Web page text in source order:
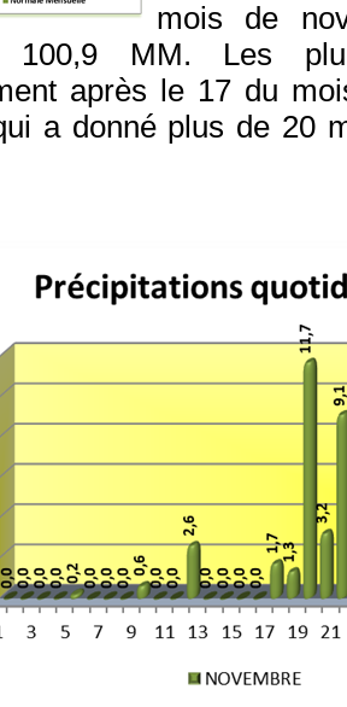
mois de
MM. Les
après le 17 du
a donné plus de 20